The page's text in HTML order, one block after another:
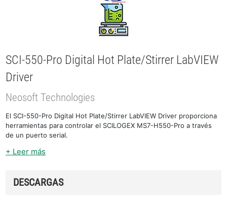
SCI-550-Pro Digital Hot Plate/Stirrer LabVIEW
Driver
Neosoft Technologies
El SCI-550-Pro Digital Hot Plate/Stirrer LabVIEW Driver proporciona
herramientas para controlar el SCILOGEX MS7-H550-Pro a través
de un puerto serial.
+ Leer más
DESCARGAS